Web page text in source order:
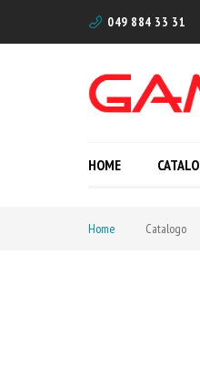
049 884 33 31
HOME
Home Catalogo